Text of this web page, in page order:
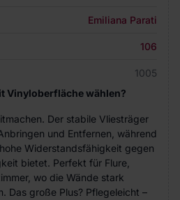
Emiliana Parati
106
1005
Vinyloberfläche wählen?
Der stabile Vliesträger
und Entfernen, während
Widerstandsfähigkeit gegen
bietet. Perfekt für Flure,
wo die Wände stark
Das große Plus? Pflegeleicht –